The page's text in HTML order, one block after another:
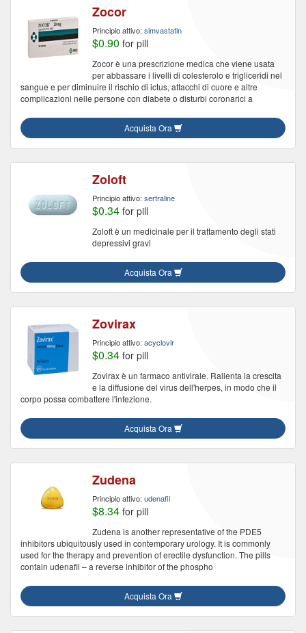
Zocor
Principio attivo: simvastatin
$0.90 for pill
Zocor è una prescrizione medica che viene usata
per abbassare i livelli di colesterolo e trigliceridi nel
sangue e per diminuire il rischio di ictus, attacchi di cuore e altre
complicazioni nelle persone con diabete o disturbi coronarici a
Acquista Ora
Zoloft
Principio attivo: sertraline
$0.34 for pill
Zoloft è un medicinale per il trattamento degli stati
depressivi gravi
Acquista Ora
Zovirax
Principio attivo: acyclovir
$0.34 for pill
Zovirax è un farmaco antivirale. Rallenta la crescita
e la diffusione del virus dell'herpes, in modo che il
corpo possa combattere l'infezione.
Acquista Ora
Zudena
Principio attivo: udenafil
$8.34 for pill
Zudena is another representative of the PDE5
inhibitors ubiquitously used in contemporary urology. It is commonly
used for the therapy and prevention of erectile dysfunction. The pills
contain udenafil – a reverse inhibitor of the phospho
Acquista Ora